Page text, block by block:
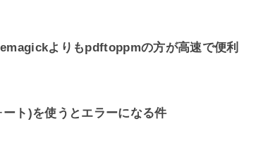
よりもpdftoppmの方が高速で便利
ト)を使うとエラーになる件